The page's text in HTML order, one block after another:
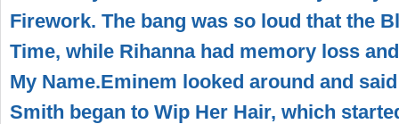
Firework. The bang was so loud that the
Time, while Rihanna had memory loss
My Name.Eminem looked around and
Smith began to Wip Her Hair, which